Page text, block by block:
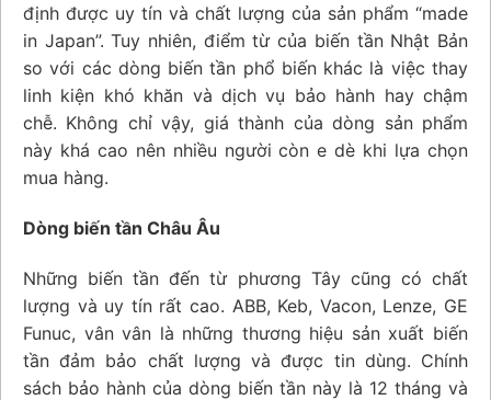
định được uy tín và chất lượng của sản phẩm “made
in Japan”. Tuy nhiên, điểm từ của biến tần Nhật Bản
so với các dòng biến tần phổ biến khác là việc thay
linh kiện khó khăn và dịch vụ bảo hành hay chậm
chễ. Không chỉ vậy, giá thành của dòng sản phẩm
này khá cao nên nhiều người còn e dè khi lựa chọn
mua hàng.
Dòng biến tần Châu Âu
Những biến tần đến từ phương Tây cũng có chất
lượng và uy tín rất cao. ABB, Keb, Vacon, Lenze, GE
Funuc, vân vân là những thương hiệu sản xuất biến
tần đảm bảo chất lượng và được tin dùng. Chính
sách bảo hành của dòng biến tần này là 12 tháng và